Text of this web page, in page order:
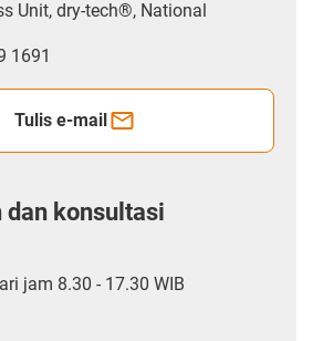
Unit, dry-tech®, National
1691
Tulis e-mail
konsultasi
jam 8.30 - 17.30 WIB